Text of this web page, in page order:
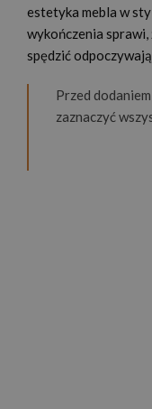
estetyka mebla w
wykończenia sprawi,
spędzić
Przed
zaznaczyć